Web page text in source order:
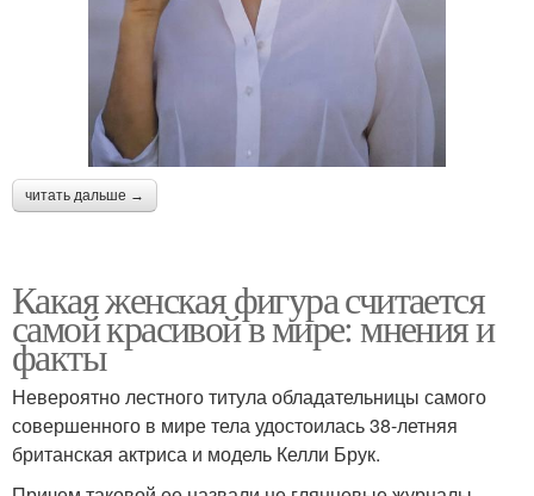
читать дальше →
Какая женская фигура считается
самой красивой в мире: мнения и
факты
Невероятно лестного титула обладательницы самого
совершенного в мире тела удостоилась 38-летняя
британская актриса и модель Келли Брук.